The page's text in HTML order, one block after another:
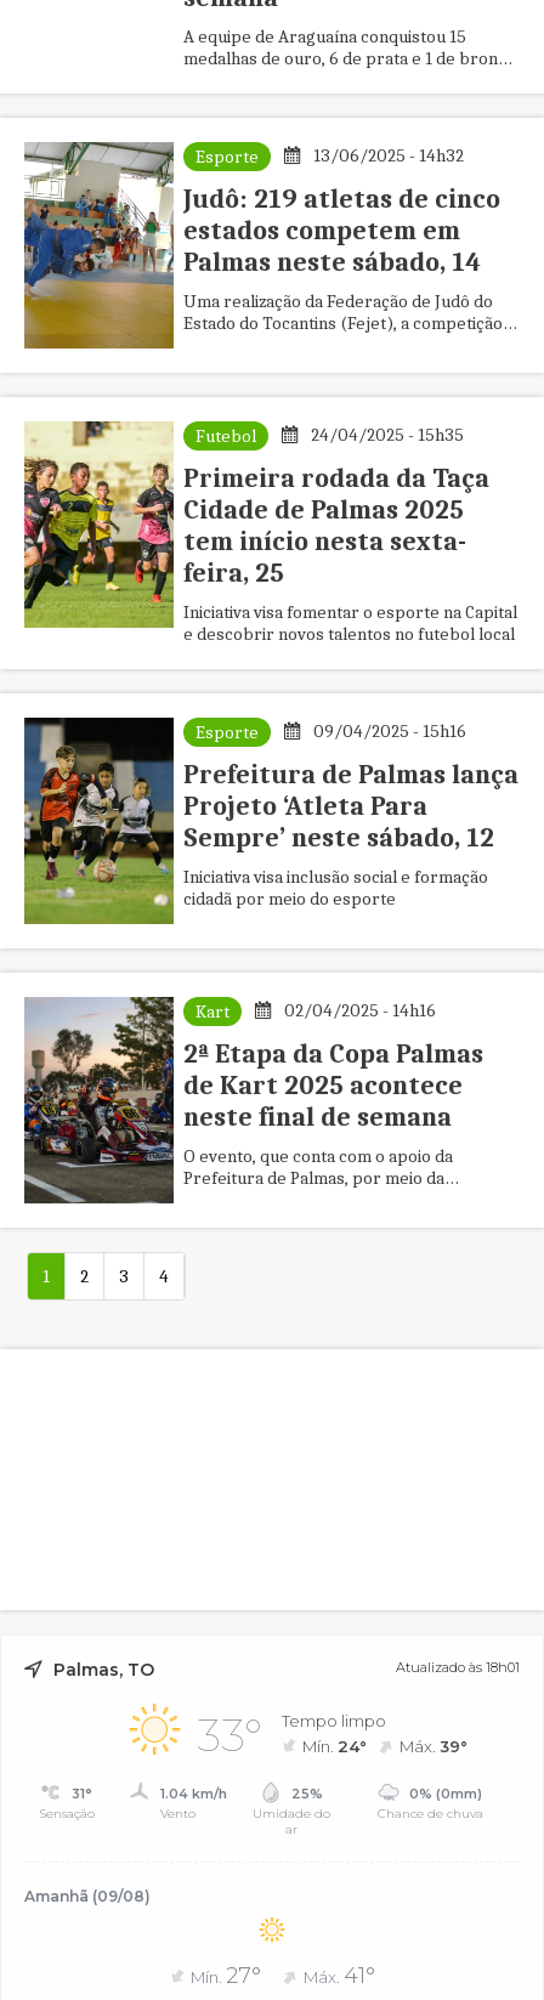
A equipe de Araguaína conquistou 15
medalhas de ouro, 6 de prata e 1 de bronze
Esporte 13/06/2025 - 14h32
Judô: 219 atletas de cinco
estados competem em
Palmas neste sábado, 14
Uma realização da Federação de Judô do
Estado do Tocantins (Fejet), a competição
Futebol 24/04/2025 - 15h35
Primeira rodada da Taça
Cidade de Palmas 2025
tem início nesta sexta-
feira, 25
Iniciativa visa fomentar o esporte na Capital
e descobrir novos talentos no futebol local
Esporte 09/04/2025 - 15h16
Prefeitura de Palmas lança
Projeto ‘Atleta Para
Sempre’ neste sábado, 12
Iniciativa visa inclusão social e formação
cidadã por meio do esporte
Kart 02/04/2025 - 14h16
2ª Etapa da Copa Palmas
de Kart 2025 acontece
neste final de semana
O evento, que conta com o apoio da
Prefeitura de Palmas, por meio da
1 2 3 4
Palmas, TO Atualizado às 18h01
33°
Tempo limpo
Mín. 24° Máx.39°
31°
Sensação
1.04 km/h
Vento
25%
Umidade do
ar
0% (0mm)
Chance de chuva
Amanhã (09/08)
Mín. 27° Máx. 41°